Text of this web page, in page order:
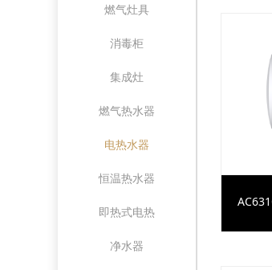
燃气灶具
消毒柜
集成灶
燃气热水器
电热水器
恒温热水器
即热式电热
净水器